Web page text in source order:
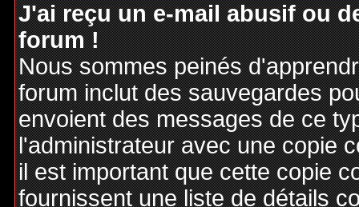
J'ai reçu un e-mail abusif ou
forum !
Nous sommes peinés
forum inclut des sauvegardes
envoient des messages de ce
l'administrateur avec une copie
il est important que cette copie
fournissent une liste de détails